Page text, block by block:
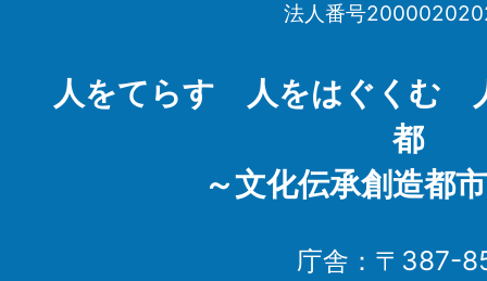
Chikuma
法人番号
人をてらす 人をはぐくむ
都
～文化伝承創造都
庁舎：〒387-